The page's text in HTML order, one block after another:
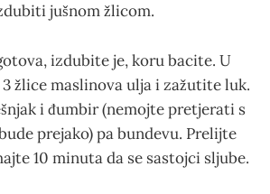
jušnom žlicom.
izdubite je, koru bacite. U
žlice maslinova ulja i zažutite luk.
i đumbir (nemojte pretjerati s
prejako) pa bundevu. Prelijte
10 minuta da se sastojci sljube.